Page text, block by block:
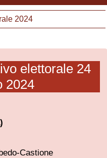
2024
elettorale 24
2024
Castione